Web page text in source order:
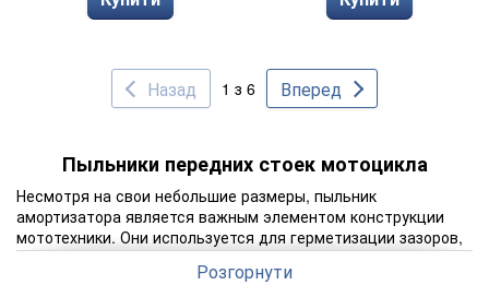
Назад 1 з 6 Вперед
Пыльники передних стоек мотоцикла
Несмотря на свои небольшие размеры, пыльник
амортизатора является важным элементом конструкции
мототехники. Они используется для герметизации зазоров,
имеющих место между неподвижными и вращающимися
деталями. Также пыльники исключают протекание
Розгорнути